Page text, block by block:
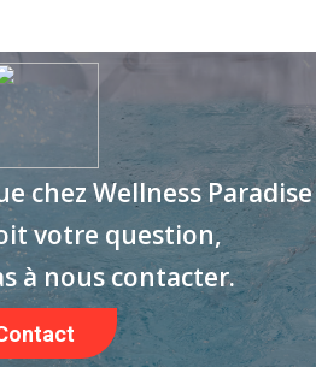
chez Wellness Paradise
votre question,
à nous contacter.